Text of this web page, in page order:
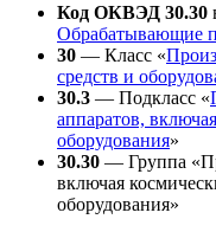
Код ОКВЭД 30.30
Обрабатывающие
30 — Класс «
средств и
30.3 — Подкласс «
аппаратов,
оборудования»
30.30 — Группа
включая
оборудования»